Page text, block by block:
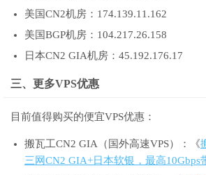
美国CN2机房：174.139.11.162
美国BGP机房：104.217.26.158
日本CN2 GIA机房：45.192.176.17
三、更多VPS优惠
目前值得购买的便宜VPS优惠：
搬瓦工CN2 GIA（国外高速VPS）：《
三网CN2 GIA+日本软银，最高10Gbps